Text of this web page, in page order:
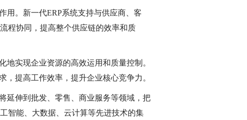
用。新一代ERP系统支持与供应商、客
程协同，提高整个供应链的效率和质
地实现企业资源的高效运用和质量控制。
，提高工作效率，提升企业核心竞争力。
延伸到批发、零售、商业服务等领域，把
智能、大数据、云计算等先进技术的集